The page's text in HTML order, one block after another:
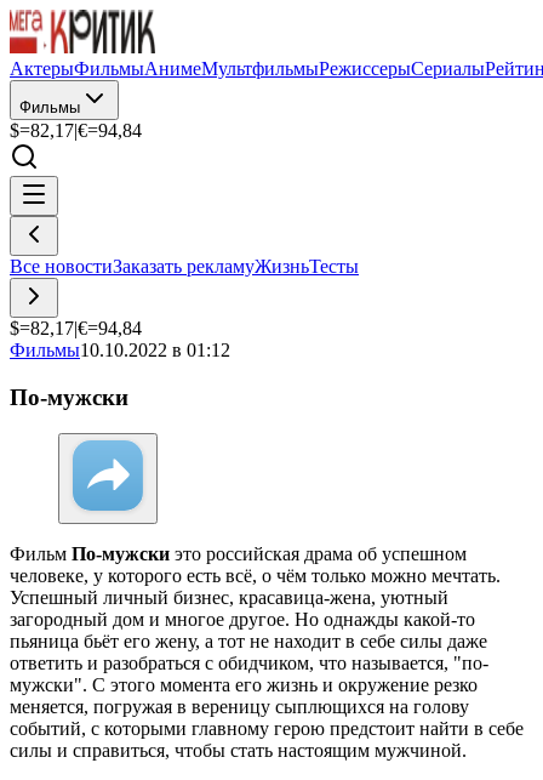
АктерыФильмыАнимеМультфильмыРежиссерыСериалы
Фильмы
$=82,17|€=94,84
Все новостиЗаказать рекламуЖизньТесты
$=82,17|€=94,84
Фильмы10.10.2022 в 01:12
По-мужски
Фильм По-мужски это российская драма об успешном
человеке, у которого есть всё, о чём только можно мечтать.
Успешный личный бизнес, красавица-жена, уютный
загородный дом и многое другое. Но однажды какой-то
пьяница бьёт его жену, а тот не находит в себе силы даже
ответить и разобраться с обидчиком, что называется, "по-
мужски". С этого момента его жизнь и окружение резко
меняется, погружая в вереницу сыплющихся на голову
событий, с которыми главному герою предстоит найти в себе
силы и справиться, чтобы стать настоящим мужчиной.